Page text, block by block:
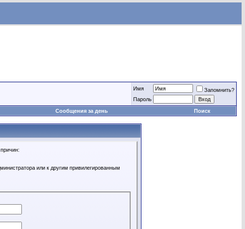
Имя
Запомнить?
Пароль
Сообщения за день Поиск
или к другим привилегированным